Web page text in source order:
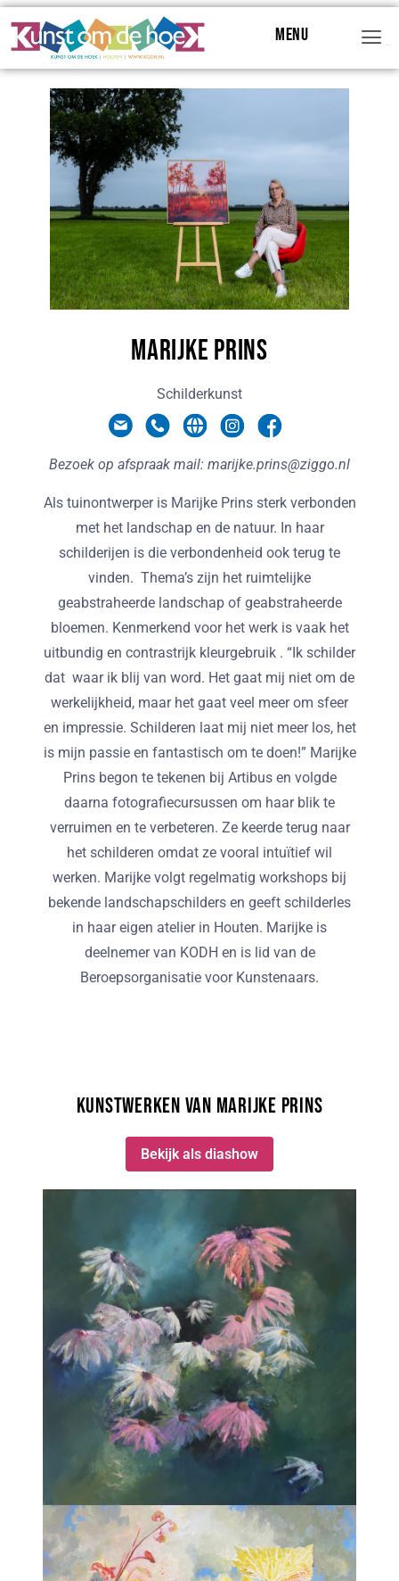
Menu
Marijke Prins
Schilderkunst
Bezoek op afspraak mail: marijke.prins@ziggo.nl
Als tuinontwerper is Marijke Prins sterk verbonden
met het landschap en de natuur. In haar
schilderijen is die verbondenheid ook terug te
vinden. Thema’s zijn het ruimtelijke
geabstraheerde landschap of geabstraheerde
bloemen. Kenmerkend voor het werk is vaak het
uitbundig en contrastrijk kleurgebruik . “Ik schilder
dat waar ik blij van word. Het gaat mij niet om de
werkelijkheid, maar het gaat veel meer om sfeer
en impressie. Schilderen laat mij niet meer los, het
is mijn passie en fantastisch om te doen!” Marijke
Prins begon te tekenen bij Artibus en volgde
daarna fotografiecursussen om haar blik te
verruimen en te verbeteren. Ze keerde terug naar
het schilderen omdat ze vooral intuïtief wil
werken. Marijke volgt regelmatig workshops bij
bekende landschapschilders en geeft schilderles
in haar eigen atelier in Houten. Marijke is
deelnemer van KODH en is lid van de
Beroepsorganisatie voor Kunstenaars.
Kunstwerken van Marijke Prins
Bekijk als diashow